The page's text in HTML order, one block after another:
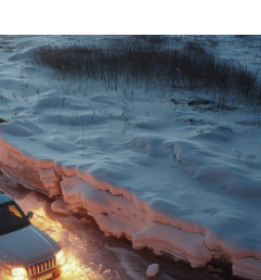
Инициативные проекты
Муниципальные закупки
Противодействие коррупции